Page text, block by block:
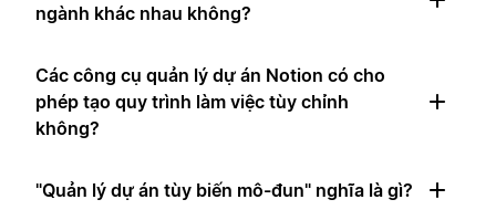
ngành khác nhau không?
Các công cụ quản lý dự án Notion có cho
phép tạo quy trình làm việc tùy chỉnh
không?
"Quản lý dự án tùy biến mô-đun" nghĩa là gì?